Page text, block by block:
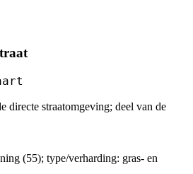
directe straatomgeving; deel van de
(55); type/verharding: gras- en